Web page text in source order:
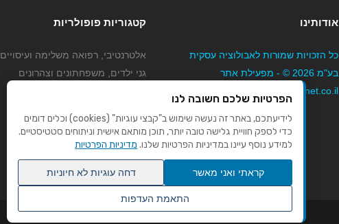
אודותינו
כל הזכויות שמורות לאבולוציה עסקית
בע"מ 2026 © - מפעילת אתר
Mybiznet.co.il
קטגוריות פופולריות
אלטרנטיבי, רפואה משלימה ועיסויים
גני ילדים, משפחתונים וצהרונים
הפרטיות שלכם חשובה לנו
לידיעתכם, באתר זה נעשה שימוש ב"קבצי עוגיות" (cookies) וכלים דומים
כדי לספק חוויית גלישה טובה יותר, תוכן מותאם אישית וניתוחים סטטיסטיים.
למידע נוסף עיינו במדיניות הפרטיות שלנו. מדיניות הפרטיות
קראתי ואני מאשר דחה עוגיות לא חיוניות
התאמת העדפות